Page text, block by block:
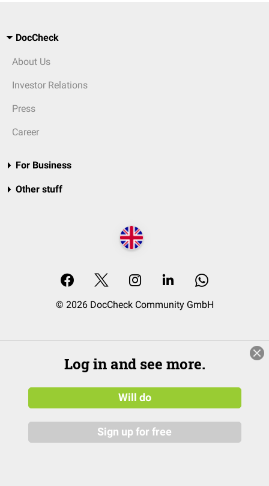
DocCheck
About Us
Investor Relations
Press
Career
For Business
Other stuff
© 2026 DocCheck Community GmbH
Log in and see more.
Will do
Sign up for free